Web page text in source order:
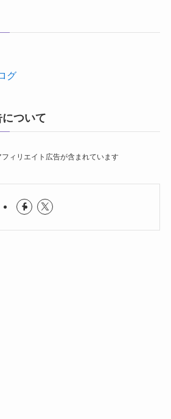
グ
ついて
ィリエイト広告が含まれています